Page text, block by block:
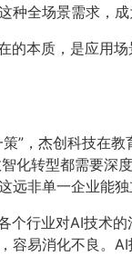
全场景需求，成
的本质，是应用
”，杰创科技在
化转型都需要深
非单一企业能独
个行业对AI技术
容易消化不良。